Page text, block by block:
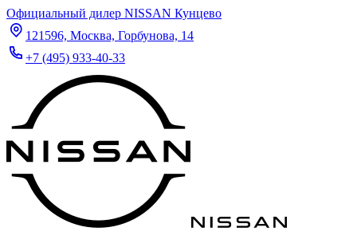
Официальный дилер NISSAN Кунцево
121596, Москва, Горбунова, 14
+7 (495) 933-40-33